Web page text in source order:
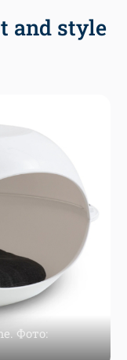
and style
Фото: